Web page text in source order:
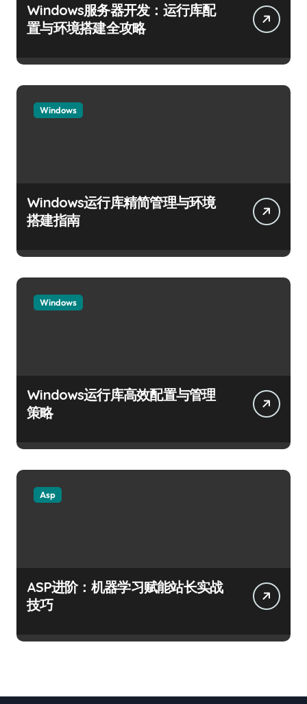
Windows服务器开发：运行库配
置与环境搭建全攻略
Windows
Windows运行库精简管理与环境
搭建指南
Windows
Windows运行库高效配置与管理
策略
Asp
ASP进阶：机器学习赋能站长实战
技巧